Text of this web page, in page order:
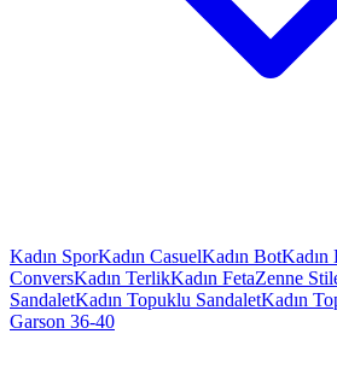
Kadın SporKadın CasuelKadın BotKadın
ConversKadın TerlikKadın FetaZenne
SandaletKadın Topuklu SandaletKadın
Garson 36-40